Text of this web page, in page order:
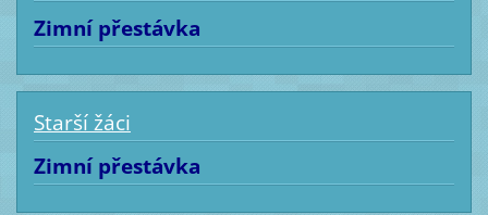
Zimní přestávka
Starší žáci
Zimní přestávka